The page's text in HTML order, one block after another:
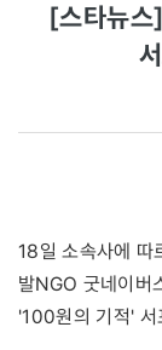
[스타뉴
18일 소속사에 따
발NGO 굿네이버
'100원의 기적' 서